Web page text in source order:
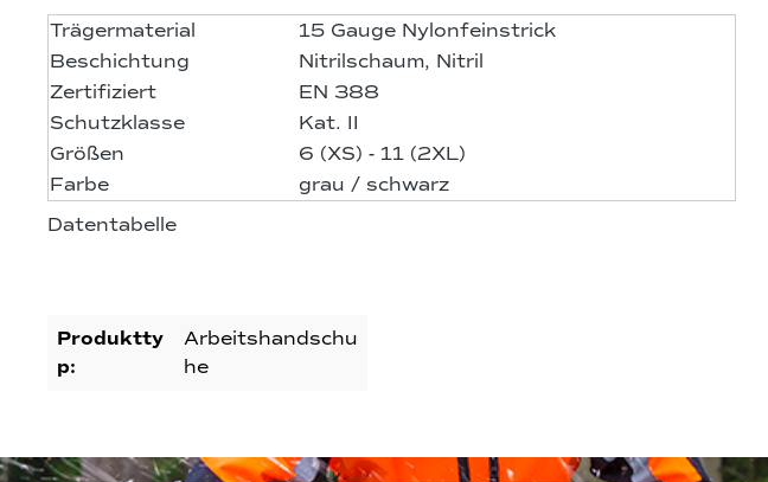
Datentabelle
Trägermaterial
15 Gauge Nylonfeinstrick
Beschichtung
Nitrilschaum, Nitril
Zertifiziert
EN 388
Schutzklasse
Kat. II
Größen
6 (XS) - 11 (2XL)
Farbe
grau / schwarz
Produktty
p:
Arbeitshandschu
he